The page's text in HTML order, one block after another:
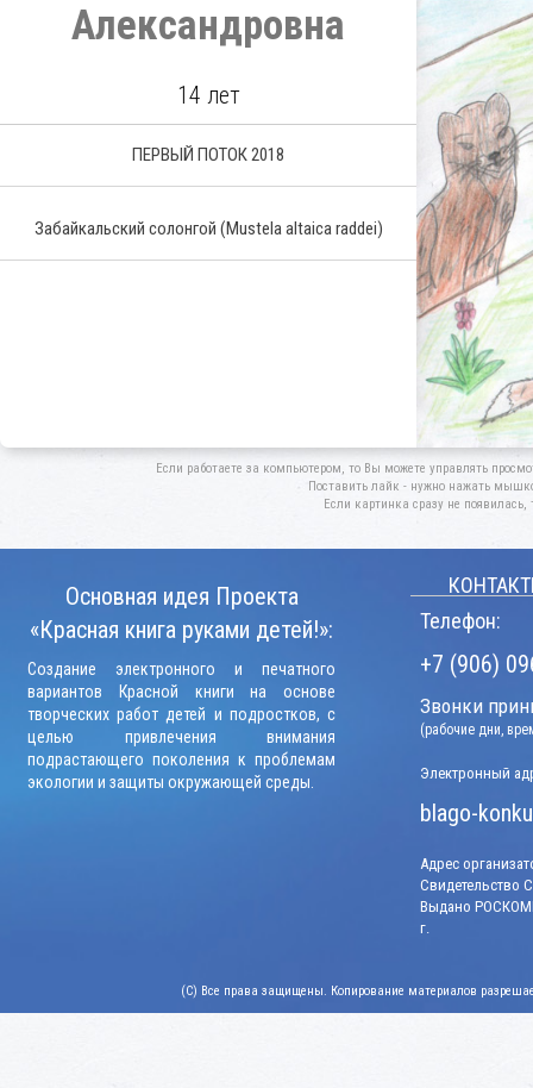
Александровна
14 лет
ПЕРВЫЙ ПОТОК 2018
Забайкальский солонгой (Mustela altaica raddei)
Если работаете за компьютером, то Вы можете управлять
Поставить лайк - нужно нажать
Если картинка сразу не появилась,
Основная идея Проекта
«Красная книга руками детей!»:
Создание электронного и печатного
вариантов Красной книги на основе
творческих работ детей и подростков, с
целью привлечения внимания
подрастающего поколения к проблемам
экологии и защиты окружающей среды.
Телефон:
+7 (906)
Звонки
(рабочие дни,
Электронный
blago-
Адрес
Свидетельство
Выдано
г.
(C) Все права защищены. Копирование материалов